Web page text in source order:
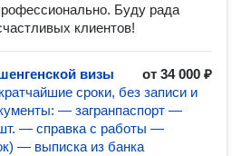
Буду рада
клиентов!
визы
от 34 000 ₽
сроки, без записи и
— загранпаспорт —
— справка с работы —
— выписка из банка